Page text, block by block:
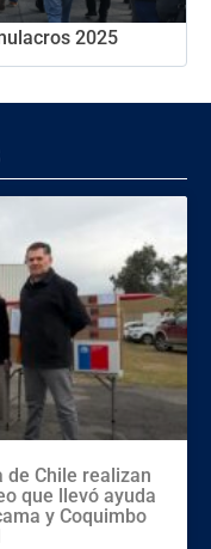
2025
de Chile realizan
que llevó ayuda
y Coquimbo